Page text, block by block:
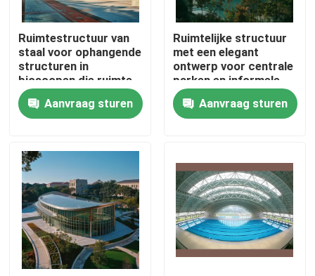
Huis
Producten
Ongeveer ons
Fabrieksreis
Kwaliteitscontrole
Ruimtestructuur van
staal voor ophangende
structuren in
bioscopen die ruimte
en geluidskwaliteit
maximaliseren
Aanvraag sturen
Ruimtelijke structuur
met een elegant
ontwerp voor centrale
parken en informele
faciliteiten Duurzame
en veelzijdige stalen
gebouwen
Aanvraag sturen